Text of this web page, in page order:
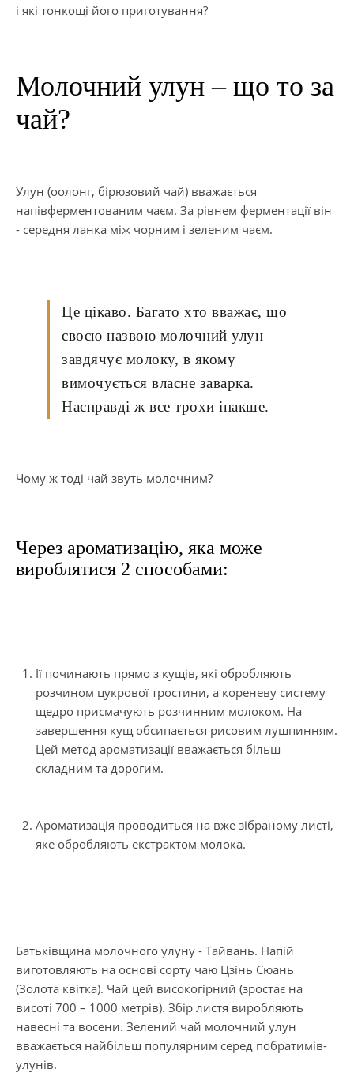
і які тонкощі його приготування?
Молочний улун – що то за
чай?
Улун (оолонг, бірюзовий чай) вважається
напівферментованим чаєм. За рівнем ферментації він
- середня ланка між чорним і зеленим чаєм.
Це цікаво. Багато хто вважає, що
своєю назвою молочний улун
завдячує молоку, в якому
вимочується власне заварка.
Насправді ж все трохи інакше.
Чому ж тоді чай звуть молочним?
Через ароматизацію, яка може
вироблятися 2 способами:
Її починають прямо з кущів, які обробляють
розчином цукрової тростини, а кореневу систему
щедро присмачують розчинним молоком. На
завершення кущ обсипається рисовим лушпинням.
Цей метод ароматизації вважається більш
складним та дорогим.
Ароматизація проводиться на вже зібраному листі,
яке обробляють екстрактом молока.
Батьківщина молочного улуну - Тайвань. Напій
виготовляють на основі сорту чаю Цзінь Сюань
(Золота квітка). Чай цей високогірний (зростає на
висоті 700 – 1000 метрів). Збір листя виробляють
навесні та восени. Зелений чай молочний улун
вважається найбільш популярним серед побратимів-
улунів.